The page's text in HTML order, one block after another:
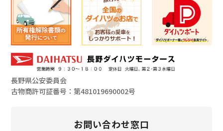
長野県公安委員会
古物商許可証番号：第481019690002号
お問い合わせ窓口